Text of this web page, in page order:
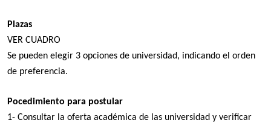
Plazas
VER CUADRO
Se pueden elegir 3 opciones de universidad, indicando el orden
de preferencia.
Pocedimiento para postular
1- Consultar la oferta académica de las universidad y verificar